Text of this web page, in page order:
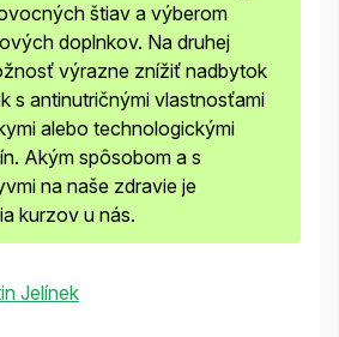
štiav a výberom
doplnkov. Na druhej
výrazne znížiť nadbytok
s antinutričnými vlastnosťami
alebo technologickými
Akým spôsobom a s
na naše zdravie je
kurzov u nás.
Jelínek